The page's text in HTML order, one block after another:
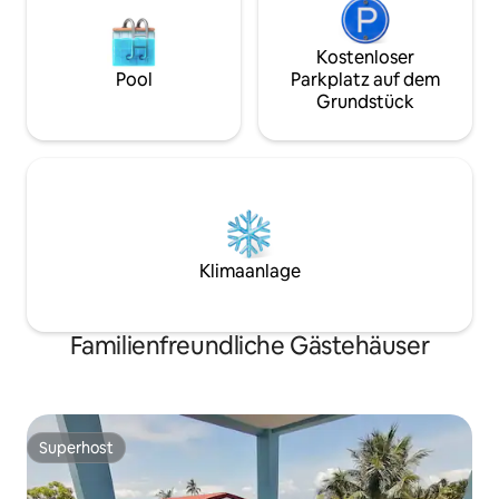
Pool
Kostenloser
Parkplatz auf dem
Grundstück
Klimaanlage
Familienfreundliche Gästehäuser
Superhost
Superhost